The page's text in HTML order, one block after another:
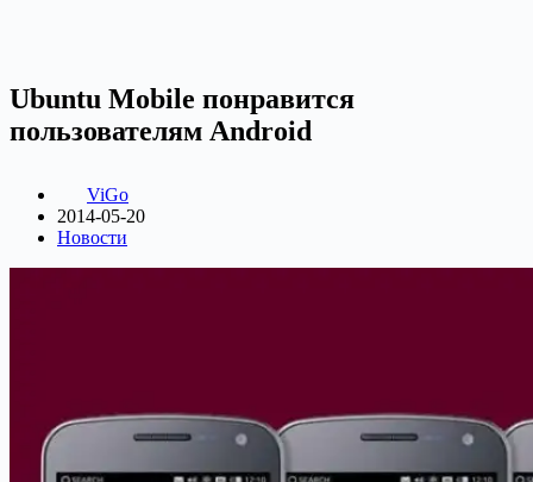
Ubuntu Mobile понравится
пользователям Android
ViGo
2014-05-20
Новости